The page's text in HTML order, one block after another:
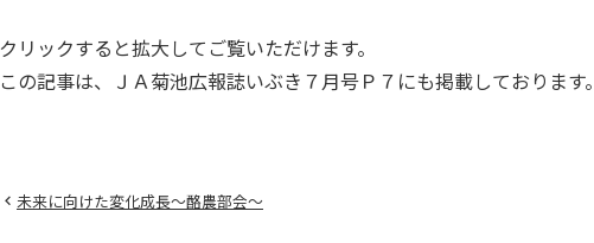
クリックすると拡大してご覧いただけます。
この記事は、ＪＡ菊池広報誌いぶき７月号Ｐ７にも掲載しております。
未来に向けた変化成長～酪農部会～